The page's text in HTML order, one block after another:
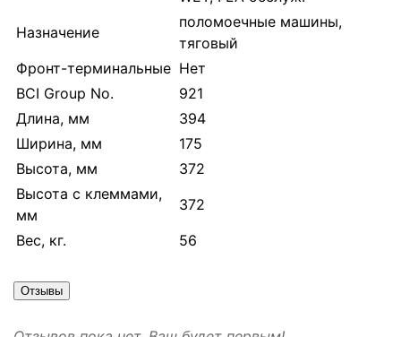
Назначение
поломоечные машины,
тяговый
Фронт-терминальные Нет
BCI Group No.
921
Длина, мм
394
Ширина, мм
175
Высота, мм
372
Высота с клеммами,
мм
372
Вес, кг.
56
Отзывы